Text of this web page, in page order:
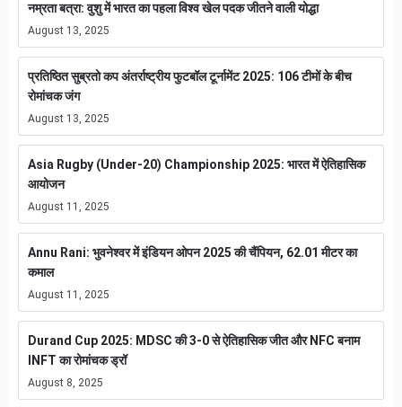
नम्रता बत्रा: वुशु में भारत का पहला विश्व खेल पदक जीतने वाली योद्धा
August 13, 2025
प्रतिष्ठित सुब्रतो कप अंतर्राष्ट्रीय फुटबॉल टूर्नामेंट 2025: 106 टीमों के बीच
रोमांचक जंग
August 13, 2025
Asia Rugby (Under-20) Championship 2025: भारत में ऐतिहासिक
आयोजन
August 11, 2025
Annu Rani: भुवनेश्वर में इंडियन ओपन 2025 की चैंपियन, 62.01 मीटर का
कमाल
August 11, 2025
Durand Cup 2025: MDSC की 3-0 से ऐतिहासिक जीत और NFC बनाम
INFT का रोमांचक ड्रॉ
August 8, 2025